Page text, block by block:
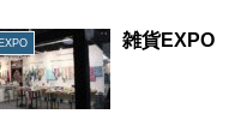
雑貨EXPO